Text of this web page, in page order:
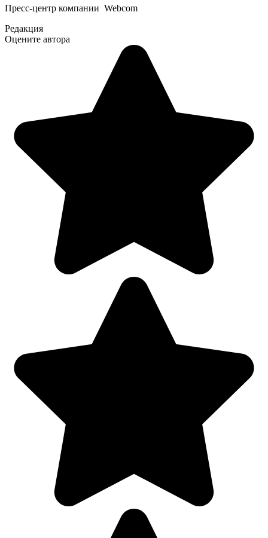
Пресс-центр компании Webcom
Редакция
Оцените автора